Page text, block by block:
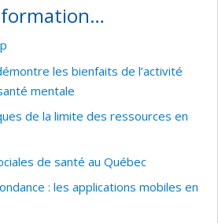
les bienfaits de l’activité
mentale
de la limite des ressources en
de santé au Québec
: les applications mobiles en